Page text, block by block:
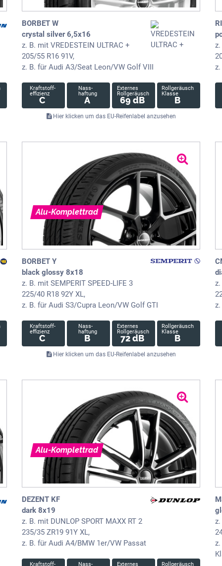
BORBET W
crystal silver 6,5x16
z. B. mit VREDESTEIN ULTRAC +
205/55 R16 91V,
z. B. für Audi A3/Seat Leon/VW Golf VIII
Kraftstoff-
effizienz
C
Nass-
haftung
A
Externes
Rollgeräusch
69 dB
Rollgeräusch
Klasse
B
Hier klicken um das EU-Reifenlabel anzusehen
Alu-Komplettrad
BORBET Y
black glossy 8x18
z. B. mit SEMPERIT SPEED-LIFE 3
225/40 R18 92Y XL,
z. B. für Audi S3/Cupra Leon/VW Golf GTI
Kraftstoff-
effizienz
C
Nass-
haftung
B
Externes
Rollgeräusch
72 dB
Rollgeräusch
Klasse
B
Hier klicken um das EU-Reifenlabel anzusehen
Alu-Komplettrad
DEZENT KF
dark 8x19
z. B. mit DUNLOP SPORT MAXX RT 2
235/35 ZR19 91Y XL,
z. B. für Audi A4/BMW 1er/VW Passat
Kraftstoff- Nass- Externes Rollgeräusch
z.
z.